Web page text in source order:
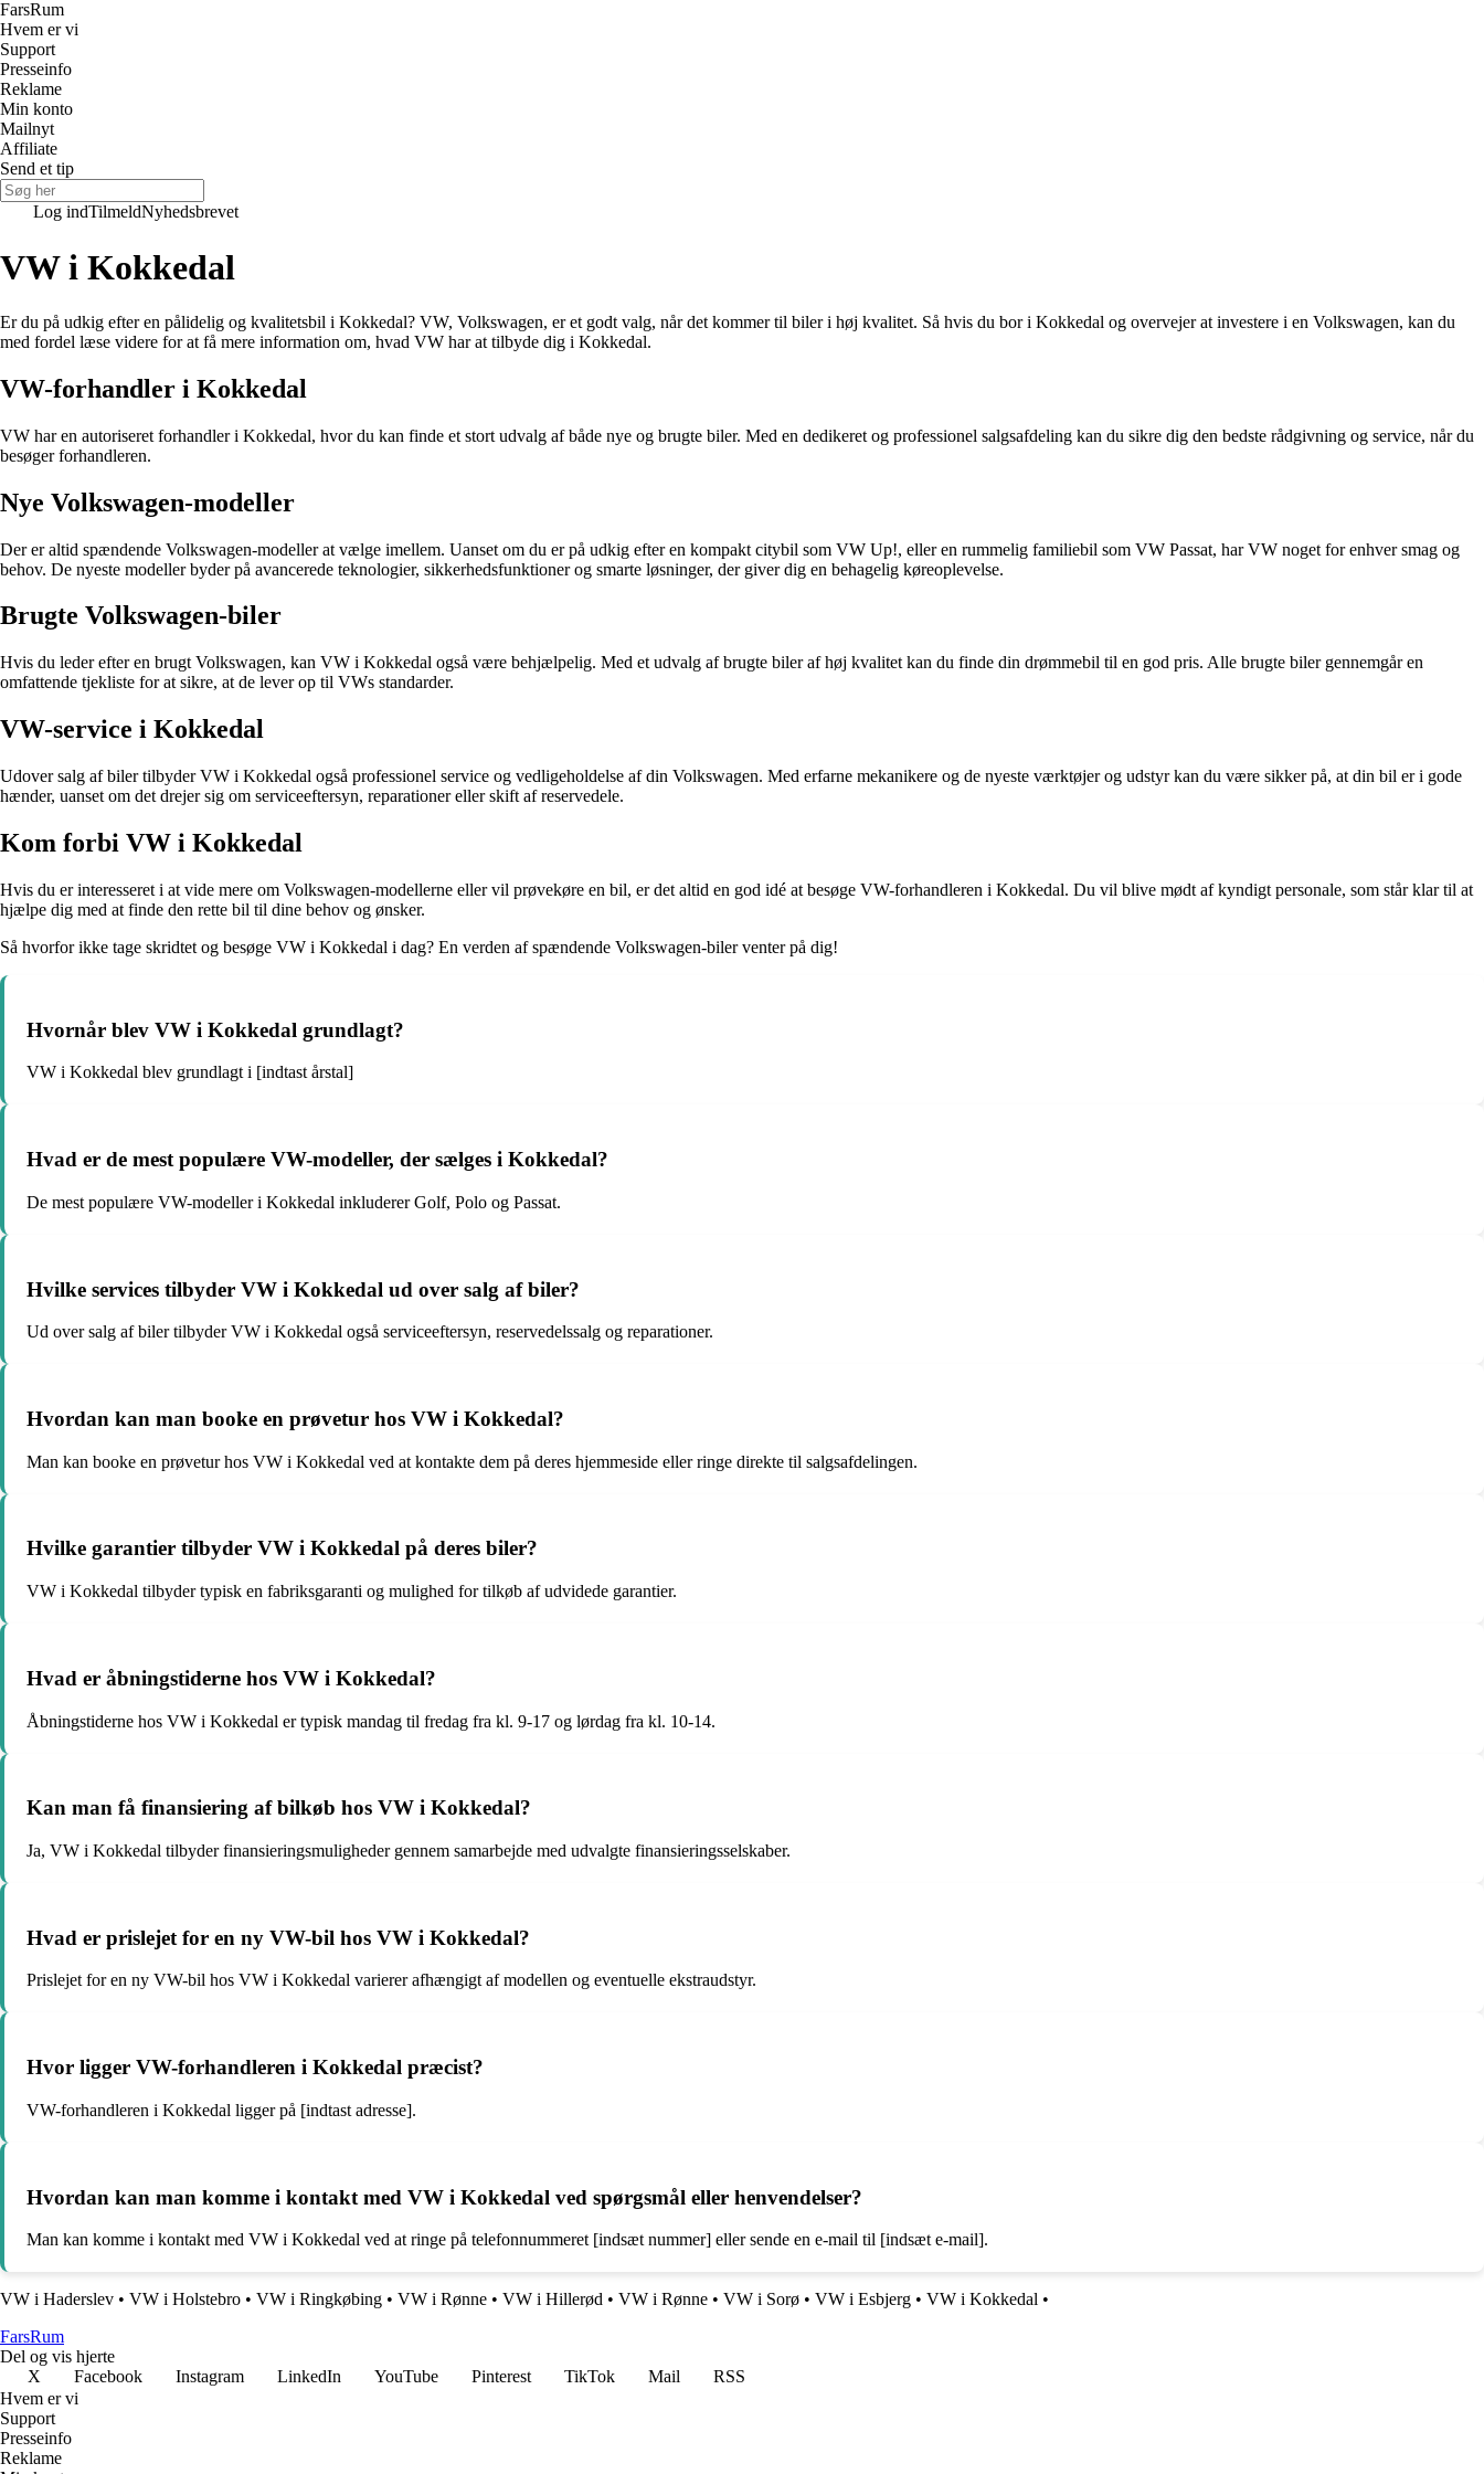
FarsRum
Hvem er vi
Support
Presseinfo
Reklame
Min konto
Mailnyt
Affiliate
Send et tip
Log indTilmeldNyhedsbrevet
VW i Kokkedal
Er du på udkig efter en pålidelig og kvalitetsbil i Kokkedal? VW, Volkswagen, er et godt valg, når det kommer til biler i høj kvalitet. Så hvis du bor i Kokkedal og overvejer at investere i en Volkswagen, kan du
med fordel læse videre for at få mere information om, hvad VW har at tilbyde dig i Kokkedal.
VW-forhandler i Kokkedal
VW har en autoriseret forhandler i Kokkedal, hvor du kan finde et stort udvalg af både nye og brugte biler. Med en dedikeret og professionel salgsafdeling kan du sikre dig den bedste rådgivning og service, når du
besøger forhandleren.
Nye Volkswagen-modeller
Der er altid spændende Volkswagen-modeller at vælge imellem. Uanset om du er på udkig efter en kompakt citybil som VW Up!, eller en rummelig familiebil som VW Passat, har VW noget for enhver smag og
behov. De nyeste modeller byder på avancerede teknologier, sikkerhedsfunktioner og smarte løsninger, der giver dig en behagelig køreoplevelse.
Brugte Volkswagen-biler
Hvis du leder efter en brugt Volkswagen, kan VW i Kokkedal også være behjælpelig. Med et udvalg af brugte biler af høj kvalitet kan du finde din drømmebil til en god pris. Alle brugte biler gennemgår en
omfattende tjekliste for at sikre, at de lever op til VWs standarder.
VW-service i Kokkedal
Udover salg af biler tilbyder VW i Kokkedal også professionel service og vedligeholdelse af din Volkswagen. Med erfarne mekanikere og de nyeste værktøjer og udstyr kan du være sikker på, at din bil er i gode
hænder, uanset om det drejer sig om serviceeftersyn, reparationer eller skift af reservedele.
Kom forbi VW i Kokkedal
Hvis du er interesseret i at vide mere om Volkswagen-modellerne eller vil prøvekøre en bil, er det altid en god idé at besøge VW-forhandleren i Kokkedal. Du vil blive mødt af kyndigt personale, som står klar til at
hjælpe dig med at finde den rette bil til dine behov og ønsker.
Så hvorfor ikke tage skridtet og besøge VW i Kokkedal i dag? En verden af spændende Volkswagen-biler venter på dig!
Hvornår blev VW i Kokkedal grundlagt?
VW i Kokkedal blev grundlagt i [indtast årstal]
Hvad er de mest populære VW-modeller, der sælges i Kokkedal?
De mest populære VW-modeller i Kokkedal inkluderer Golf, Polo og Passat.
Hvilke services tilbyder VW i Kokkedal ud over salg af biler?
Ud over salg af biler tilbyder VW i Kokkedal også serviceeftersyn, reservedelssalg og reparationer.
Hvordan kan man booke en prøvetur hos VW i Kokkedal?
Man kan booke en prøvetur hos VW i Kokkedal ved at kontakte dem på deres hjemmeside eller ringe direkte til salgsafdelingen.
Hvilke garantier tilbyder VW i Kokkedal på deres biler?
VW i Kokkedal tilbyder typisk en fabriksgaranti og mulighed for tilkøb af udvidede garantier.
Hvad er åbningstiderne hos VW i Kokkedal?
Åbningstiderne hos VW i Kokkedal er typisk mandag til fredag fra kl. 9-17 og lørdag fra kl. 10-14.
Kan man få finansiering af bilkøb hos VW i Kokkedal?
Ja, VW i Kokkedal tilbyder finansieringsmuligheder gennem samarbejde med udvalgte finansieringsselskaber.
Hvad er prislejet for en ny VW-bil hos VW i Kokkedal?
Prislejet for en ny VW-bil hos VW i Kokkedal varierer afhængigt af modellen og eventuelle ekstraudstyr.
Hvor ligger VW-forhandleren i Kokkedal præcist?
VW-forhandleren i Kokkedal ligger på [indtast adresse].
Hvordan kan man komme i kontakt med VW i Kokkedal ved spørgsmål eller henvendelser?
Man kan komme i kontakt med VW i Kokkedal ved at ringe på telefonnummeret [indsæt nummer] eller sende en e-mail til [indsæt e-mail].
VW i Haderslev • VW i Holstebro • VW i Ringkøbing • VW i Rønne • VW i Hillerød • VW i Rønne • VW i Sorø • VW i Esbjerg • VW i Kokkedal •
FarsRum
Del og vis hjerte
X
Facebook Instagram LinkedIn YouTube Pinterest TikTok Mail
RSS
Hvem er vi
Support
Presseinfo
Reklame